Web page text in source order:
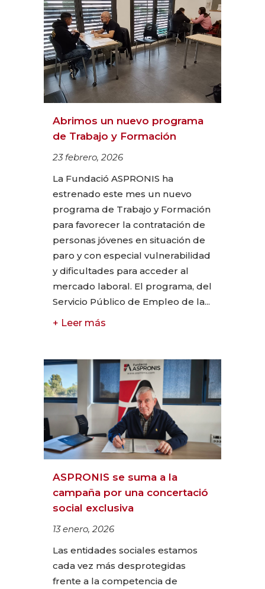
Abrimos un nuevo programa
de Trabajo y Formación
23 febrero, 2026
La Fundació ASPRONIS ha
estrenado este mes un nuevo
programa de Trabajo y Formación
para favorecer la contratación de
personas jóvenes en situación de
paro y con especial vulnerabilidad
y dificultades para acceder al
mercado laboral. El programa, del
Servicio Público de Empleo de la...
+ Leer más
ASPRONIS se suma a la
campaña por una concertació
social exclusiva
13 enero, 2026
Las entidades sociales estamos
cada vez más desprotegidas
frente a la competencia de